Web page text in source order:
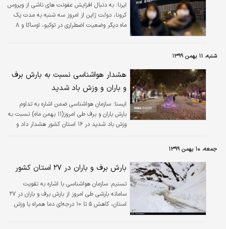
ایرنا: به دنبال افزایش عفونت های ناشی از ویروس
کرونا، دولت ژاپن از امروز سه شنبه به مدت یک
ماه دیگر وضعیت اضطراری در توکیو،‌ اوساکا و ۸
شنبه، ۱۱ بهمن ۱۳۹۹
هشدار هواشناسی نسبت به بارش برف
و باران و وزش باد شدید
ايسنا: سازمان هواشناسی ضمن اشاره به تداوم
بارش باران و برف طی امروز(۱۱ بهمن ماه) نسبت به
وزش باد شدید در ۱۶ استان کشور هشدار داد و
جمعه، ۱۰ بهمن ۱۳۹۹
بارش برف و باران در ۲۷ استان کشور
تسنیم: سازمان هواشناسی با اشاره به تقویت
سامانه بارشی طی امروز از بارش برف و باران در ۲۷
استان، کاهش ۵ تا ۱۰ درجه‌ای دما همراه با وزش